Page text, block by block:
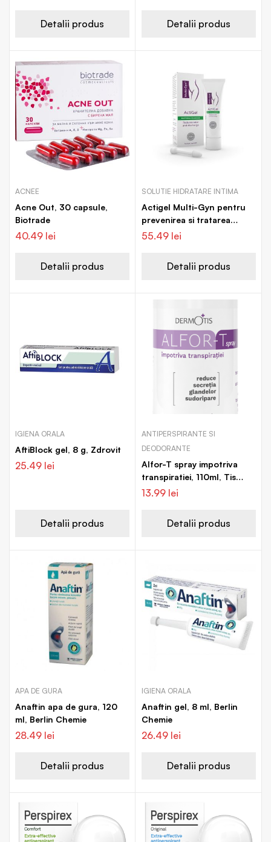
Detalii produs Detalii produs
ACNEE
Acne Out, 30 capsule,
Biotrade
40.49 lei
Detalii produs
SOLUTIE HIDRATARE INTIMA
Actigel Multi-Gyn pentru
prevenirea si tratarea
disconfortului vaginal, 50
55.49 lei
Detalii produs
IGIENA ORALA
AftiBlock gel, 8 g, Zdrovit
25.49 lei
Detalii produs
ANTIPERSPIRANTE SI
DEODORANTE
Alfor-T spray impotriva
transpiratiei, 110ml, Tis
Farmaceutic
13.99 lei
Detalii produs
APA DE GURA
Anaftin apa de gura, 120
ml, Berlin Chemie
28.49 lei
Detalii produs
IGIENA ORALA
Anaftin gel, 8 ml, Berlin
Chemie
26.49 lei
Detalii produs